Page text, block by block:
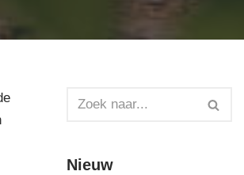
Nieuw